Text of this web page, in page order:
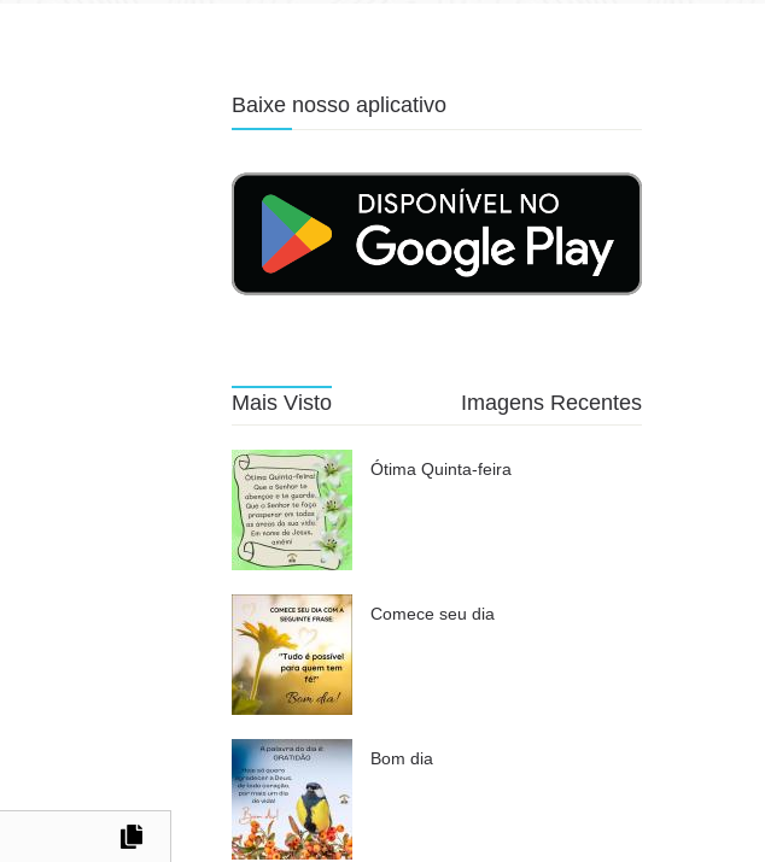
Baixe nosso aplicativo
Mais Visto Imagens Recentes
Ótima Quinta-feira
Comece seu dia
Bom dia